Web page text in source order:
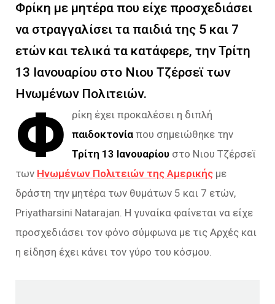
Φρίκη με μητέρα που είχε προσχεδιάσει
να στραγγαλίσει τα παιδιά της 5 και 7
ετών και τελικά τα κατάφερε, την Τρίτη
13 Ιανουαρίου στο Νιου Τζέρσεϊ των
Ηνωμένων Πολιτειών.
Φ
ρίκη έχει προκαλέσει η διπλή
παιδοκτονία που σημειώθηκε την
Τρίτη 13 Ιανουαρίου στο Νιου Τζέρσεϊ
των Ηνωμένων Πολιτειών της Αμερικής με
δράστη την μητέρα των θυμάτων 5 και 7 ετών,
Priyatharsini Natarajan. Η γυναίκα φαίνεται να είχε
προσχεδιάσει τον φόνο σύμφωνα με τις Αρχές και
η είδηση έχει κάνει τον γύρο του κόσμου.